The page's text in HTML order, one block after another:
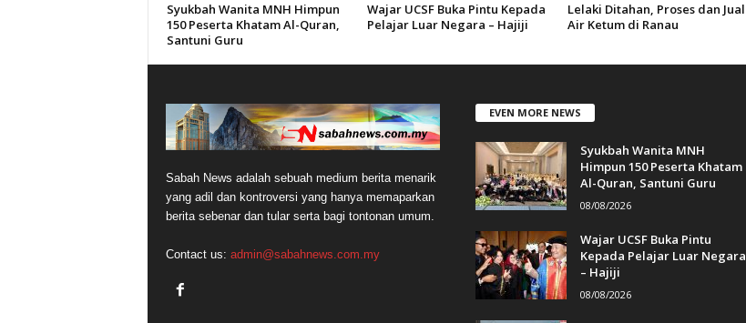
Syukbah Wanita MNH Himpun
150 Peserta Khatam Al-Quran,
Santuni Guru
Wajar UCSF Buka Pintu Kepada
Pelajar Luar Negara – Hajiji
Lelaki Ditahan, Proses dan Jual
Air Ketum di Ranau
Sabah News adalah sebuah medium berita menarik
yang adil dan kontroversi yang hanya memaparkan
berita sebenar dan tular serta bagi tontonan umum.
Contact us: admin@sabahnews.com.my
EVEN MORE NEWS
Syukbah Wanita MNH
Himpun 150 Peserta Khatam
Al-Quran, Santuni Guru
08/08/2026
Wajar UCSF Buka Pintu
Kepada Pelajar Luar Negara
– Hajiji
08/08/2026